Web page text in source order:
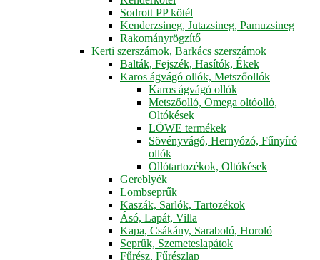
Sodrott PP kötél
Kenderzsineg, Jutazsineg, Pamuzsineg
Rakományrögzítő
Kerti szerszámok, Barkács szerszámok
Balták, Fejszék, Hasítók, Ékek
Karos ágvágó ollók, Metszőollók
Karos ágvágó ollók
Metszőolló, Omega oltóolló,
Oltókések
LÖWE termékek
Sövényvágó, Hernyózó, Fűnyíró
ollók
Ollótartozékok, Oltókések
Gereblyék
Lombseprűk
Kaszák, Sarlók, Tartozékok
Ásó, Lapát, Villa
Kapa, Csákány, Saraboló, Horoló
Seprűk, Szemeteslapátok
Fűrész, Fűrészlap